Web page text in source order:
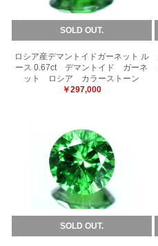
SOLD OUT.
ロシア産デマントイドガーネット ル
ース 0.67ct デマントイド ガーネ
ット ロシア カラーストーン
￥297,000
SOLD OUT.